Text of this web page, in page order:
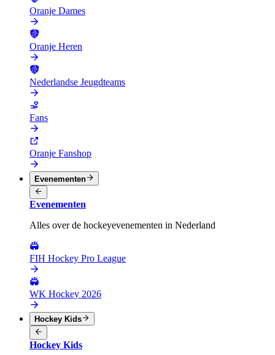
Oranje Dames
Oranje Heren
Nederlandse Jeugdteams
Fans
Oranje Fanshop
Evenementen
Evenementen
Alles over de hockeyevenementen in Nederland
FIH Hockey Pro League
WK Hockey 2026
Hockey Kids
Hockey Kids